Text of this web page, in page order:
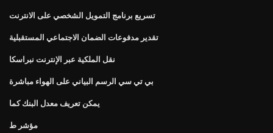
تسريع برنامج التمويل الشخصي على الانترنت
تقدير مدفوعات الضمان الاجتماعي المستقبلية
نقل الملكية عبر الإنترنت نبراسكا
بي تي سي الرسم البياني على الهواء مباشرة
يمكن تعريف معدل البنك كما
مؤشر ط